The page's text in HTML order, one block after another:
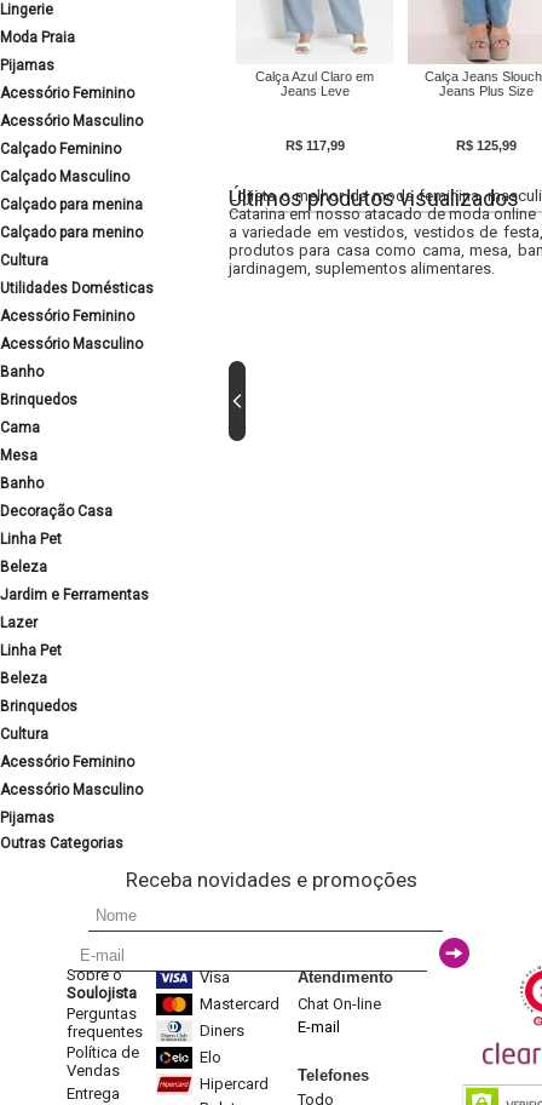
Lingerie
Moda Praia
Pijamas
Acessório Feminino
Acessório Masculino
Calçado Feminino
Calçado Masculino
Calçado para menina
Calçado para menino
Cultura
Utilidades Domésticas
Acessório Feminino
Acessório Masculino
Banho
Brinquedos
Cama
Mesa
Banho
Decoração Casa
Linha Pet
Beleza
Jardim e Ferramentas
Lazer
Linha Pet
Beleza
Brinquedos
Cultura
Acessório Feminino
Acessório Masculino
Pijamas
Outras Categorias
Calça Azul Claro em
Jeans Leve
R$ 117,99
Calça Jeans
Jeans Plus Size
R$ 125,99
Últimos produtos visualizados
Lojista o melhor da moda feminina,
Catarina em nosso atacado de moda
a variedade em vestidos, vestidos de
produtos para casa como cama, mesa,
jardinagem, suplementos alimentares.
Receba novidades e promoções
Sobre o
Soulojista
Perguntas
frequentes
Política de
Vendas
Entrega
Visa
Mastercard
Diners
Elo
Hipercard
Atendimento
Chat On-line
E-mail
Telefones
Todo